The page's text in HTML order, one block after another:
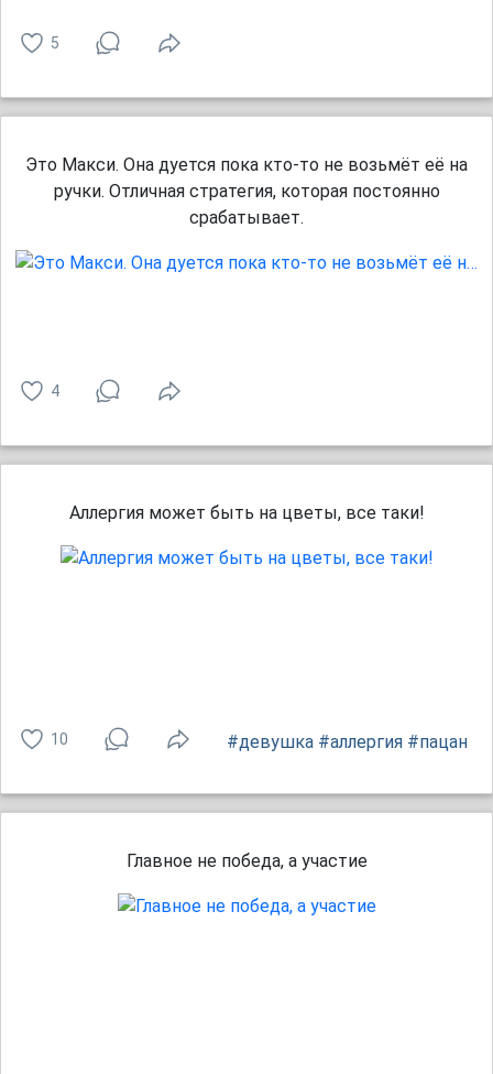
5
Это Макси. Она дуется пока кто-то не возьмёт её на
ручки. Отличная стратегия, которая постоянно
срабатывает.
4
Аллергия может быть на цветы, все таки!
10 #девушка #аллергия #пацан
Главное не победа, а участие⁠⁠